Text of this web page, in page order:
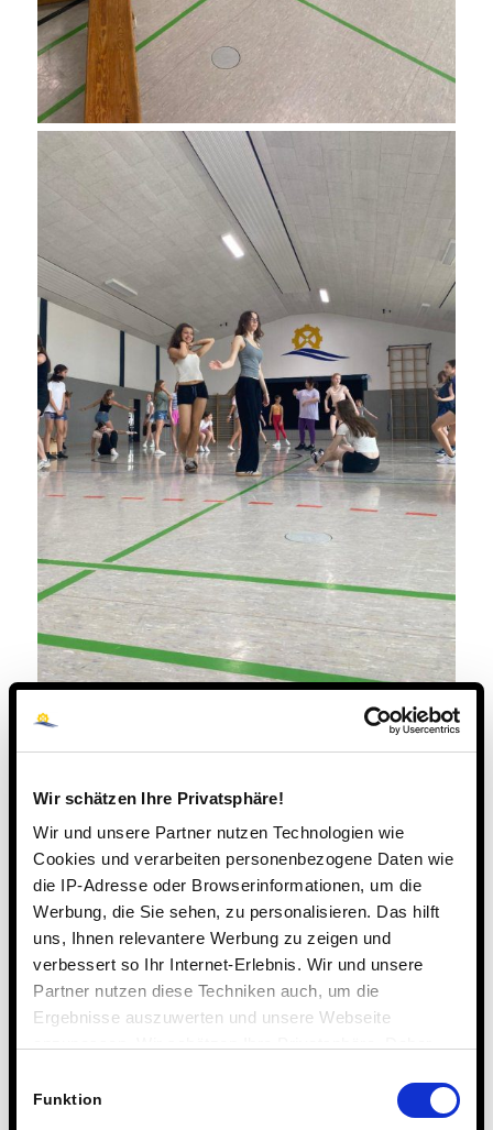
Wir schätzen Ihre Privatsphäre!
Wir und unsere Partner nutzen Technologien wie
Cookies und verarbeiten personenbezogene Daten wie
die IP-Adresse oder Browserinformationen, um die
Werbung, die Sie sehen, zu personalisieren. Das hilft
uns, Ihnen relevantere Werbung zu zeigen und
verbessert so Ihr Internet-Erlebnis. Wir und unsere
Partner nutzen diese Techniken auch, um die
Ergebnisse auszuwerten und unsere Webseite
Technologien.
Funktion